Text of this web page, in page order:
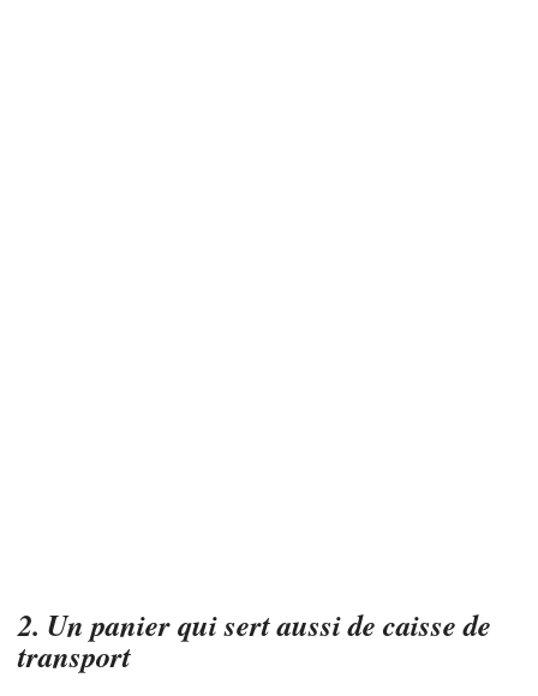
2. Un panier qui sert aussi de caisse de
transport